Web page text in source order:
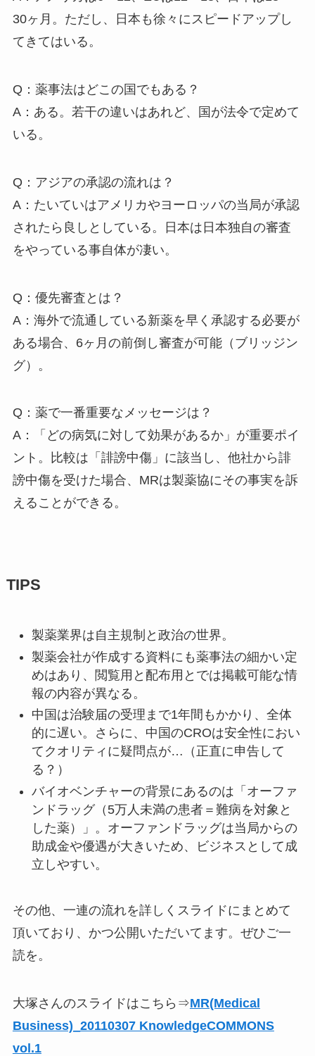
30ヶ月。ただし、日本も徐々にスピードアップし
てきてはいる。
Q：薬事法はどこの国でもある？
A：ある。若干の違いはあれど、国が法令で定めて
いる。
Q：アジアの承認の流れは？
A：たいていはアメリカやヨーロッパの当局が承認
されたら良しとしている。日本は日本独自の審査
をやっている事自体が凄い。
Q：優先審査とは？
A：海外で流通している新薬を早く承認する必要が
ある場合、6ヶ月の前倒し審査が可能（ブリッジン
グ）。
Q：薬で一番重要なメッセージは？
A：「どの病気に対して効果があるか」が重要ポイ
ント。比較は「誹謗中傷」に該当し、他社から誹
謗中傷を受けた場合、MRは製薬協にその事実を訴
えることができる。
TIPS
製薬業界は自主規制と政治の世界。
製薬会社が作成する資料にも薬事法の細かい定
めはあり、閲覧用と配布用とでは掲載可能な情
報の内容が異なる。
中国は治験届の受理まで1年間もかかり、全体
的に遅い。さらに、中国のCROは安全性におい
てクオリティに疑問点が…（正直に申告して
る？）
バイオベンチャーの背景にあるのは「オーファ
ンドラッグ（5万人未満の患者＝難病を対象と
した薬）」。オーファンドラッグは当局からの
助成金や優遇が大きいため、ビジネスとして成
立しやすい。
その他、一連の流れを詳しくスライドにまとめて
頂いており、かつ公開いただいてます。ぜひご一
読を。
大塚さんのスライドはこちら⇒MR(Medical
Business)_20110307 KnowledgeCOMMONS
vol.1